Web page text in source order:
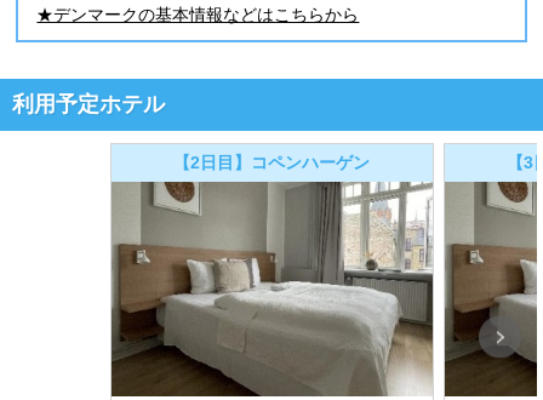
★デンマークの基本情報などはこちらから
利用予定ホテル
【2日目】コペンハーゲン 【